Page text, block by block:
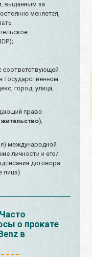
выданным за
меняется,
соответствующей
Государственном
город, улица,
право
);
международной
личности и его/
договора
лица).
о прокате
в